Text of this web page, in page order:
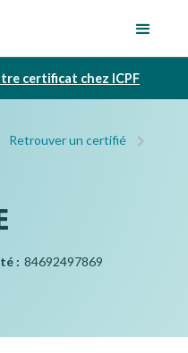
certificat chez ICPF
Retrouver un certifié
: 84692497869